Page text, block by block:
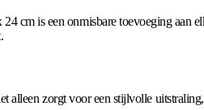
cm is een onmisbare toevoeging aan
alleen zorgt voor een stijlvolle